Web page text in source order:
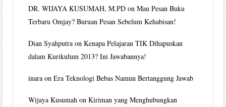
DR. WIJAYA KUSUMAH, M.PD onMau Pesan Buku
Terbaru Omjay? Buruan Pesan Sebelum Kehabisan!
Dian Syahputra onKenapa Pelajaran TIK Dihapuskan
dalam Kurikulum 2013? Ini Jawabannya!
inara onEra Teknologi Bebas Namun Bertanggung Jawab
Wijaya Kusumah onKiriman yang Menghubungkan